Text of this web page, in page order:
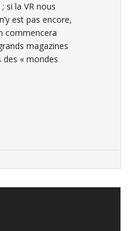
si la VR nous
est pas encore,
commencera
magazines
des « mondes